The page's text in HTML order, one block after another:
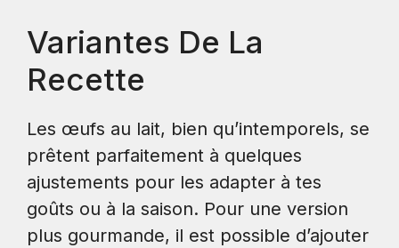
Variantes De La
Recette
Les œufs au lait, bien qu’intemporels, se
prêtent parfaitement à quelques
ajustements pour les adapter à tes
goûts ou à la saison. Pour une version
plus gourmande, il est possible d’ajouter